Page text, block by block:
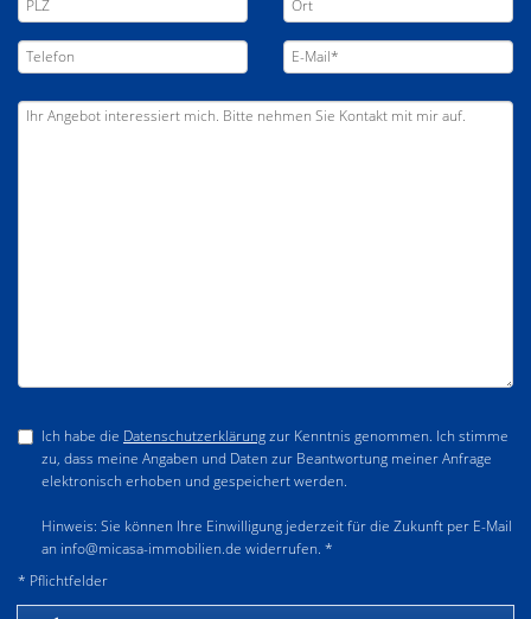
Ich habe die Datenschutzerklärungzur Kenntnis genommen. Ich stimme
zu, dass meine Angaben und Daten zur Beantwortung meiner Anfrage
elektronisch erhoben und gespeichert werden.
Hinweis: Sie können Ihre Einwilligung jederzeit für die Zukunft per E-Mail
an info@micasa-immobilien.de widerrufen. *
* Pflichtfelder